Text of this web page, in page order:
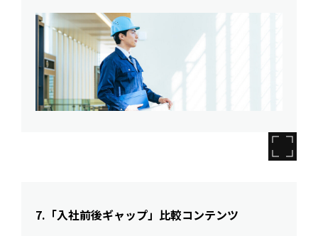
7.「入社前後ギャップ」比較コンテンツ